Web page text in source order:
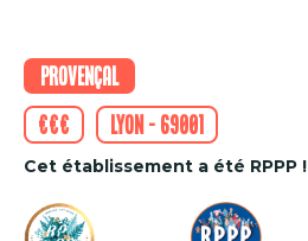
Provençal
€€€
Lyon - 69001
Cet établissement a été RPPP !